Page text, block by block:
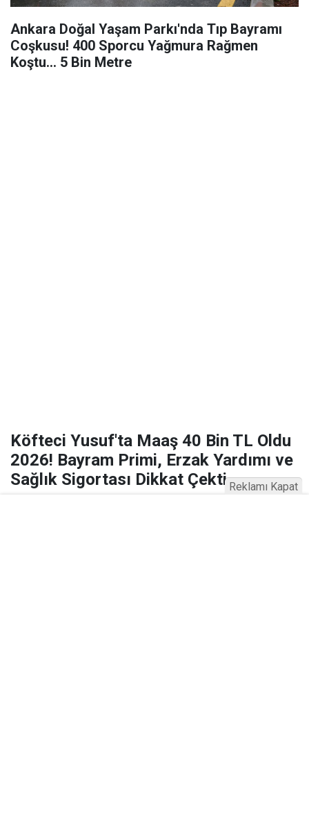
Ankara Doğal Yaşam Parkı'nda Tıp Bayramı
Coşkusu! 400 Sporcu Yağmura Rağmen
Koştu... 5 Bin Metre
Köfteci Yusuf'ta Maaş 40 Bin TL Oldu
2026! Bayram Primi, Erzak Yardımı ve
Sağlık Sigortası Dikkat Çekti Reklamı Kapat